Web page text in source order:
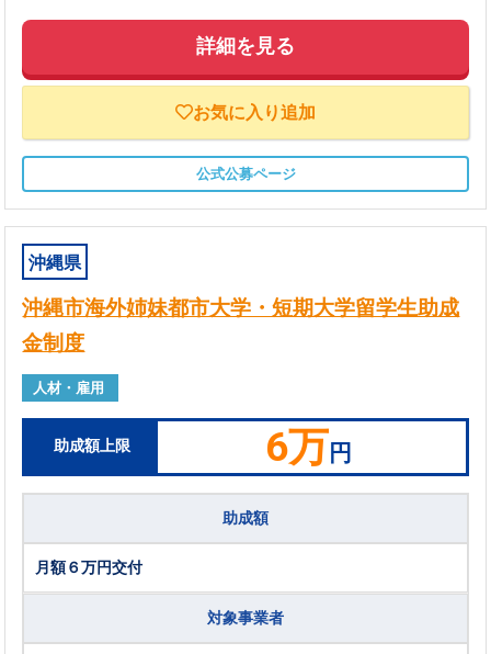
詳細を見る
お気に入り追加
公式公募ページ
沖縄県
沖縄市海外姉妹都市大学・短期大学留学生助成
金制度
人材・雇用
助成額上限 6万円
助成額
月額６万円交付
対象事業者